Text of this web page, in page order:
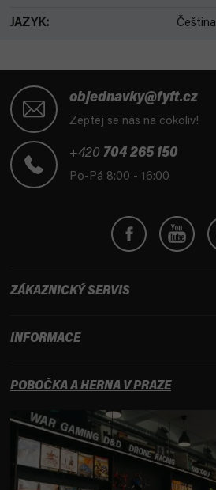
JAZYK: Čeština
objednavky@fyft.cz
Zeptej se nás na cokoliv!
+420 704 265 150
Po-Pá 8:00 - 16:00
ZÁKAZNICKÝ SERVIS
INFORMACE
POBOČKA A HERNA V PRAZE